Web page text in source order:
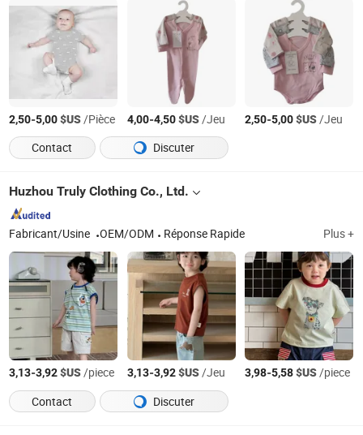
2,50-5,00$US/Pièce 4,00-4,50$US/Jeu 2,50-5,00$US/Jeu
Contact
Discuter
Huzhou Truly Clothing Co., Ltd.
Fabricant/Usine OEM/ODM Réponse Rapide Plus +
3,13-3,92$US/piece 3,13-3,92$US/Jeu 3,98-5,58$US/piece
Contact
Discuter